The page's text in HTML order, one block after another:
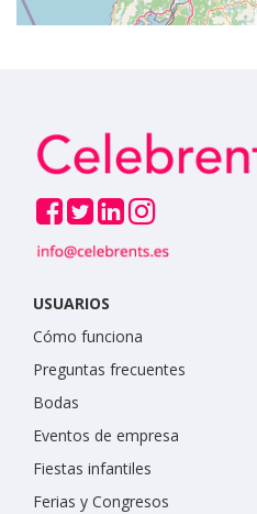
USUARIOS
Cómo funciona
Preguntas frecuentes
Bodas
Eventos de empresa
Fiestas infantiles
Ferias y Congresos